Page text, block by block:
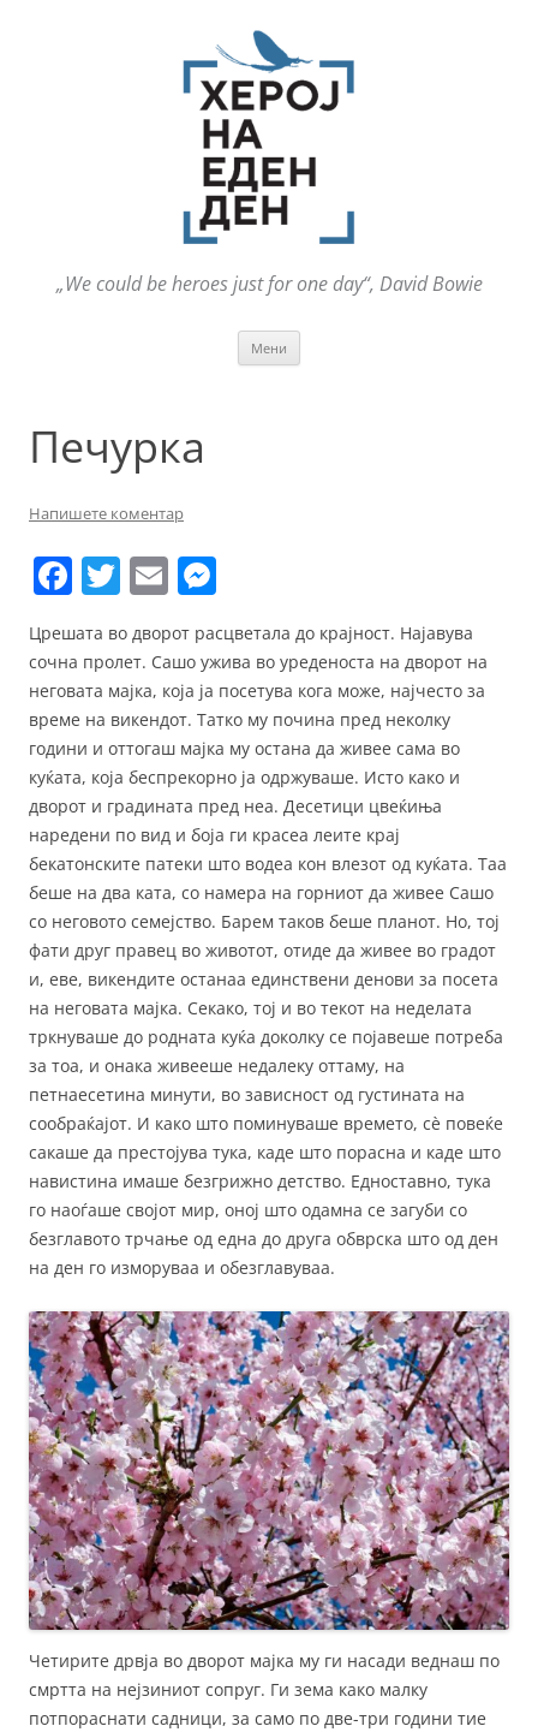
„We could be heroes just for one day“, David Bowie
Мени
Печурка
Напишете коментар
F
c
e
b
o
o
k
T
itt
er
E
ai
l
ss
e
n
g
er
Црешата во дворот расцветала до крајност. Најавува
сочна пролет. Сашо ужива во уреденоста на дворот на
неговата мајка, која ја посетува кога може, најчесто за
време на викендот. Татко му почина пред неколку
години и оттогаш мајка му остана да живее сама во
куќата, која беспрекорно ја одржуваше. Исто како и
дворот и градината пред неа. Десетици цвеќиња
наредени по вид и боја ги красеа леите крај
бекатонските патеки што водеа кон влезот од куќата. Таа
беше на два ката, со намера на горниот да живее Сашо
со неговото семејство. Барем таков беше планот. Но, тој
фати друг правец во животот, отиде да живее во градот
и, еве, викендите останаа единствени денови за посета
на неговата мајка. Секако, тој и во текот на неделата
тркнуваше до родната куќа доколку се појавеше потреба
за тоа, и онака живееше недалеку оттаму, на
петнаесетина минути, во зависност од густината на
сообраќајот. И како што поминуваше времето, сè повеќе
сакаше да престојува тука, каде што порасна и каде што
навистина имаше безгрижно детство. Едноставно, тука
го наоѓаше својот мир, оној што одамна се загуби со
безглавото трчање од една до друга обврска што од ден
на ден го изморуваа и обезглавуваа.
Четирите дрвја во дворот мајка му ги насади веднаш по
смртта на нејзиниот сопруг. Ги зема како малку
потпораснати садници, за само по две-три години тие